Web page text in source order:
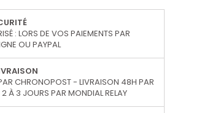
: LORS DE VOS PAIEMENTS PAR
OU PAYPAL
CHRONOPOST - LIVRAISON 48H PAR
À 3 JOURS PAR MONDIAL RELAY